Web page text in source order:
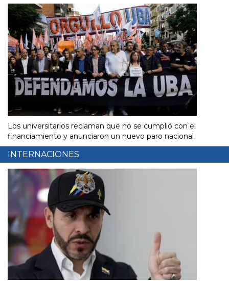
Los universitarios reclaman que no se cumplió con el
financiamiento y anunciaron un nuevo paro nacional
INTERNACIONES